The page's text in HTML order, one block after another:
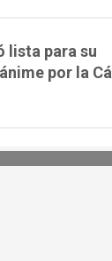
lista para su
por la